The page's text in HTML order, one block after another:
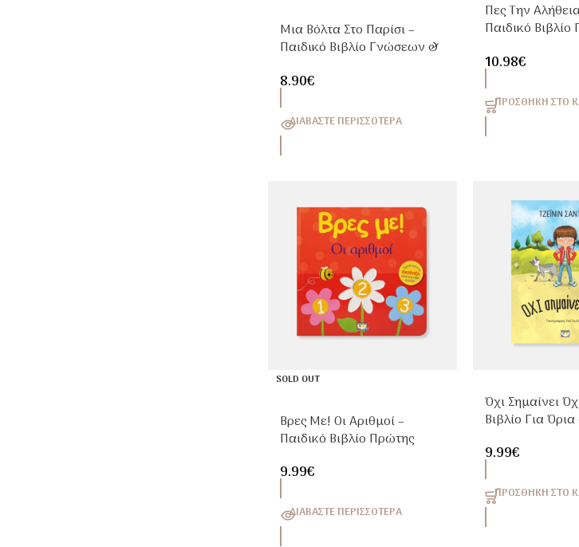
Μια Βόλτα Στο Παρίσι –
Παιδικό Βιβλίο Γνώσεων &
8.90€
ΔΙΑΒΆΣΤΕ ΠΕΡΙΣΣΌΤΕΡΑ
Πες Την
Παιδικό Βιβλίο
10.98€
ΠΡΟΣΘΉΚΗ ΣΤΟ
SOLD OUT
Βρες Με! Οι Αριθμοί –
Παιδικό Βιβλίο Πρώτης
9.99€
ΔΙΑΒΆΣΤΕ ΠΕΡΙΣΣΌΤΕΡΑ
Όχι Σημαίνει
Βιβλίο Για
9.99€
ΠΡΟΣΘΉΚΗ ΣΤΟ